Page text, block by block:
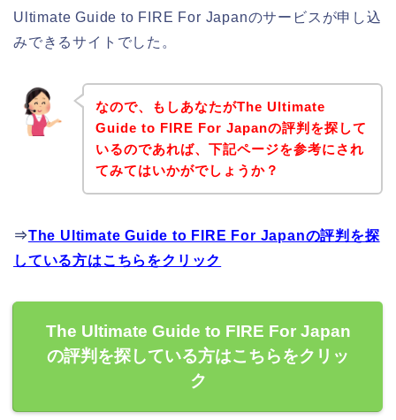
Ultimate Guide to FIRE For Japanのサービスが申し込
みできるサイトでした。
なので、もしあなたがThe Ultimate
Guide to FIRE For Japanの評判を探して
いるのであれば、下記ページを参考にされ
てみてはいかがでしょうか？
⇒The Ultimate Guide to FIRE For Japanの評判を探
している方はこちらをクリック
The Ultimate Guide to FIRE For Japan
の評判を探している方はこちらをクリッ
ク